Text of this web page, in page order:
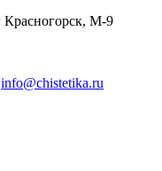
Красногорск, М-9
info@chistetika.ru